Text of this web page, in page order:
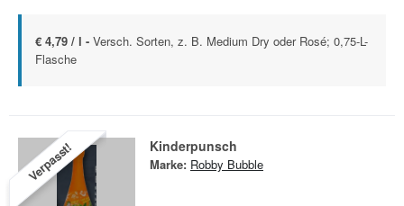
€ 4,79 / l - Versch. Sorten, z. B. Medium Dry oder Rosé; 0,75-L-
Flasche
Verpasst! Kinderpunsch
Marke: Robby Bubble